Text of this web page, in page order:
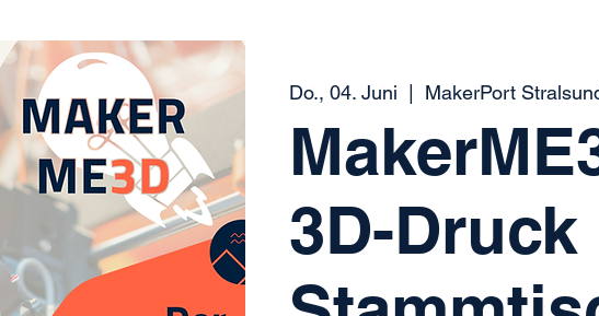
Do., 04. Juni MakerPort
3D-Druck